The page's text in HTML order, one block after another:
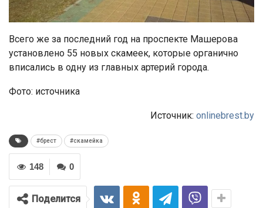
Всего же за последний год на проспекте Машерова
установлено 55 новых скамеек, которые органично
вписались в одну из главных артерий города.
Фото: источника
Источник: onlinebrest.by
#брест #скамейка
0
148
Поделится